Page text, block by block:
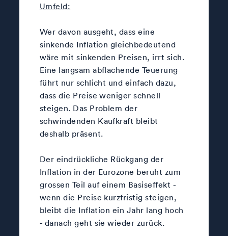
Umfeld:
Wer davon ausgeht, dass eine
sinkende Inflation gleichbedeutend
wäre mit sinkenden Preisen, irrt sich.
Eine langsam abflachende Teuerung
führt nur schlicht und einfach dazu,
dass die Preise weniger schnell
steigen. Das Problem der
schwindenden Kaufkraft bleibt
deshalb präsent.
Der eindrückliche Rückgang der
Inflation in der Eurozone beruht zum
grossen Teil auf einem Basiseffekt -
wenn die Preise kurzfristig steigen,
bleibt die Inflation ein Jahr lang hoch
- danach geht sie wieder zurück.